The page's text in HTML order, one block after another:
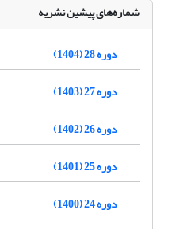
شماره‌های پیشین نشریه
دوره 28 (1404)
دوره 27 (1403)
دوره 26 (1402)
دوره 25 (1401)
دوره 24 (1400)